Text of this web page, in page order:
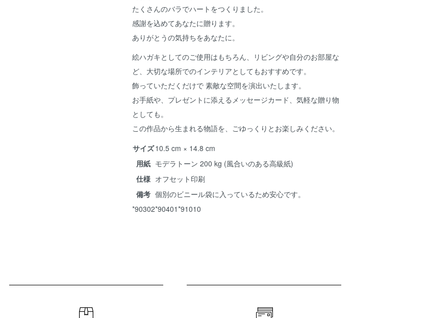
たくさんのバラでハートをつくりました。
感謝を込めてあなたに贈ります。
ありがとうの気持ちをあなたに。
絵ハガキとしてのご使用はもちろん、リビングや自分のお部屋な
ど、大切な場所でのインテリアとしてもおすすめです。
飾っていただくだけで 素敵な空間を演出いたします。
お手紙や、プレゼントに添えるメッセージカード、気軽な贈り物
としても。
この作品から生まれる物語を、ごゆっくりとお楽しみください。
サイズ10.5 cm × 14.8 cm
用紙 モデラトーン 200 kg (風合いのある高級紙)
仕様 オフセット印刷
備考 個別のビニール袋に入っているため安心です。
*90302*90401*91010